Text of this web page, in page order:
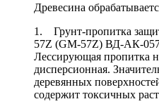
Древесина
1. Грунт-пропитка
57Z (GM-57Z) ВД-АК-
Лессирующая пропитка
дисперсионная.
деревянных
содержит токсичных